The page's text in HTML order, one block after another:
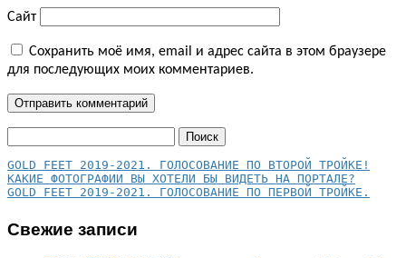
Сайт
Сохранить моё имя, email и адрес сайта в этом браузере
для последующих моих комментариев.
КАКИЕ ФОТОГРАФИИ ВЫ ХОТЕЛИ БЫ ВИДЕТЬ НА ПОРТАЛЕ?
GOLD FEET 2019-2021. ГОЛОСОВАНИЕ ПО ПЕРВОЙ ТРОЙКЕ.
Свежие записи